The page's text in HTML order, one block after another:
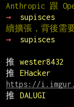
Anthropic 跟
→
supisces
續擴張，背後需
→
supisces
推
wester8432
推
EHacker
https://
推
DALUGI